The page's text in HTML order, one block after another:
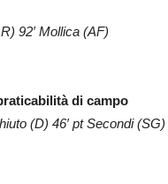
92′ Mollica (AF)
di campo
(D) 46′ pt Secondi